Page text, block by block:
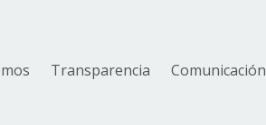
Transparencia Comunicación